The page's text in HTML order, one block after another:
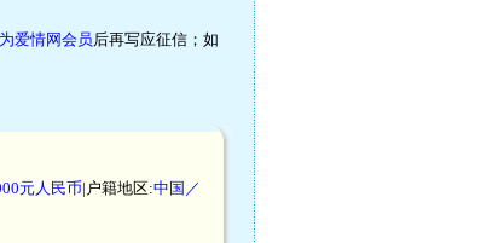
爱情网会员后再写应征信；如
元人民币|户籍地区:中国／